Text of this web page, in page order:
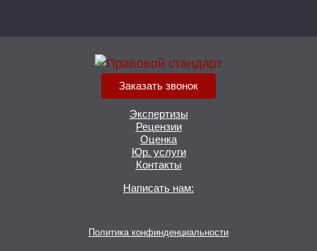
Заказать звонок
Экспертизы
Рецензии
Оценка
Юр. услуги
Контакты
Написать нам:
Политика конфинденциальности